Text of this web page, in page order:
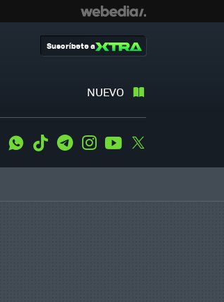
NUEVO
Suscríbete a
WhatsApp
Tiktok TelegramInstagramYoutube